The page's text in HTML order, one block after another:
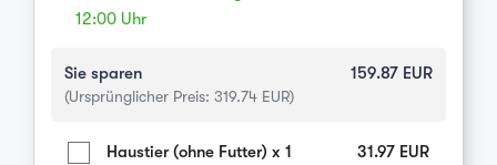
12:00 Uhr
Sie sparen 159.87EUR
(Ursprünglicher Preis: 319.74 EUR)
Haustier (ohne Futter) x 1
31.97 EUR